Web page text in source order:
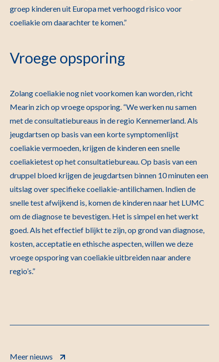
groep kinderen uit Europa met verhoogd risico voor
coeliakie om daarachter te komen.”
Vroege opsporing
Zolang coeliakie nog niet voorkomen kan worden, richt
Mearin zich op vroege opsporing. “We werken nu samen
met de consultatiebureaus in de regio Kennemerland. Als
jeugdartsen op basis van een korte symptomenlijst
coeliakie vermoeden, krijgen de kinderen een snelle
coeliakietest op het consultatiebureau. Op basis van een
druppel bloed krijgen de jeugdartsen binnen 10 minuten een
uitslag over specifieke coeliakie-antilichamen. Indien de
snelle test afwijkend is, komen de kinderen naar het LUMC
om de diagnose te bevestigen. Het is simpel en het werkt
goed. Als het effectief blijkt te zijn, op grond van diagnose,
kosten, acceptatie en ethische aspecten, willen we deze
vroege opsporing van coeliakie uitbreiden naar andere
regio’s.”
Meer nieuws